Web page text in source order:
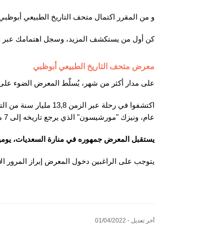
و من المقرر اكتمال متحف التاريخ الطبيعي أبوظبي عام
كن أول من يستكشف المزيد، وسجل اهتمامك عبر
معرض متحف التاريخ الطبيعي أبوظبي
على مدار أكثر من شهر، يُسلّط المعرض الضوء
عام، ونيزك "مورشيسون" الذي يرجع تاريخه إلى 7 مليارات سنة، والكثير من المقتنيات الطبيعية التاريخية للمتحف.
يستقبل المعرض جمهوره في منارة السعديات، يومياً من الأربعاء 6 أبريل ولغاية 12 مايو من الساعة 10
يتوجب على الراغبين دخول المعرض إبراز
أخر تعديل - 01/04/2022